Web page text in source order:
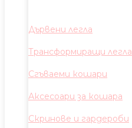
Дървени легла
Трансформиращи легла
Сгъваеми кошари
Аксесоари за кошара
Скринове и гардероби